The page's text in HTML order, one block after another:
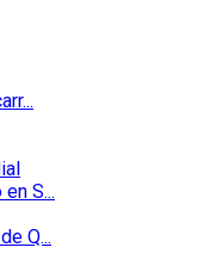
S...
Q...